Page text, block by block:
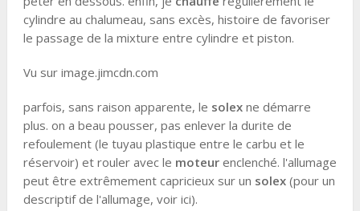
cylindre au chalumeau, sans excès, histoire de favoriser
le passage de la mixture entre cylindre et piston.
Vu sur image.jimcdn.com
parfois, sans raison apparente, le solexne démarre
plus. on a beau pousser, pas enlever la durite de
refoulement (le tuyau plastique entre le carbu et le
réservoir) et rouler avec le moteurenclenché. l'allumage
peut être extrêmement capricieux sur un solex(pour un
descriptif de l'allumage, voir ici).